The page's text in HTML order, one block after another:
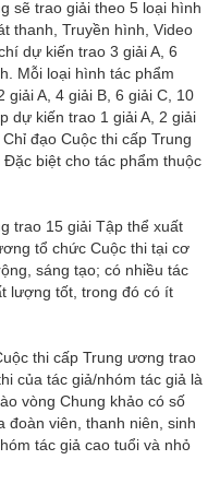
sẽ trao giải theo 5 loại hình
thanh, Truyền hình, Video
dự kiến trao 3 giải A, 6
Mỗi loại hình tác phẩm
giải A, 4 giải B, 6 giải C, 10
dự kiến trao 1 giải A, 2 giải
đạo Cuộc thi cấp Trung
biệt cho tác phẩm thuộc
trao 15 giải Tập thể xuất
tổ chức Cuộc thi tại cơ
sáng tạo; có nhiều tác
lượng tốt, trong đó có ít
thi cấp Trung ương trao
của tác giả/nhóm tác giả là
vòng Chung khảo có số
đoàn viên, thanh niên, sinh
tác giả cao tuổi và nhỏ